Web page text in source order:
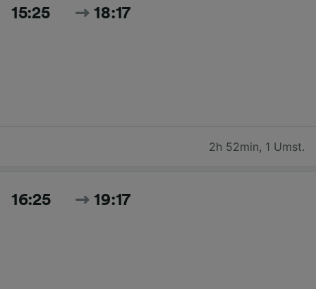
15:25 18:17
2h 52min, 1 Umst.
16:25 19:17